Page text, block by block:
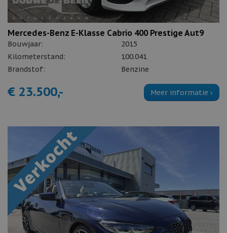
Mercedes-Benz E-Klasse Cabrio 400 Prestige Aut9
Bouwjaar:
2015
Kilometerstand:
100.041
Brandstof:
Benzine
€ 23.500,- Meer informatie ›